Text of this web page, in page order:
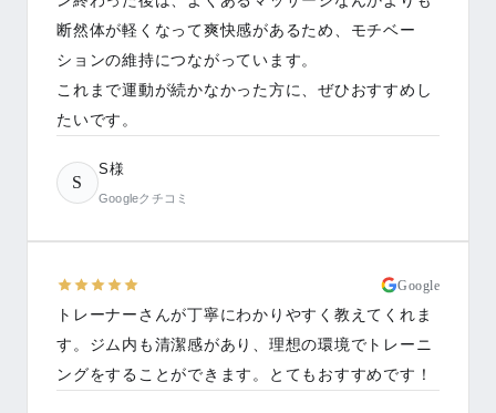
断然体が軽くなって爽快感があるため、モチベー
ションの維持につながっています。
これまで運動が続かなかった方に、ぜひおすすめし
たいです。
S
S様
Googleクチコミ
Google
トレーナーさんが丁寧にわかりやすく教えてくれま
す。ジム内も清潔感があり、理想の環境でトレーニ
ングをすることができます。とてもおすすめです！